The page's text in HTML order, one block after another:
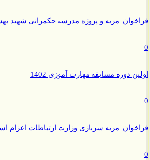
امریه و پروژه مدرسه حکمرانی شهید بهشتی
دوره مسابقه مهارت آموزی 1402
امریه سربازی وزارت ارتباطات اعزام اسفند ۱۴۰۲